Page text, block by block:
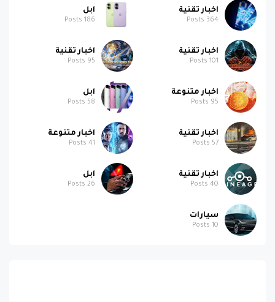
اخبار تقنية
364
ابل
186
اخبار تقنية
101
اخبار تقنية
95
اخبار متنوعة
95
ابل
58
اخبار تقنية
57
اخبار متنوعة
41
اخبار تقنية
40
ابل
26
سيارات
10